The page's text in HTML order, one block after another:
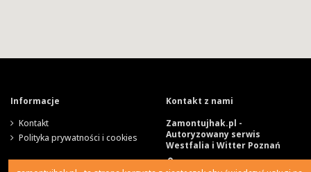
Informacje
Kontakt
Polityka prywatności i cookies
Kontakt z nami
Zamontujhak.pl -
Autoryzowany serwis
Westfalia i Witter Poznań